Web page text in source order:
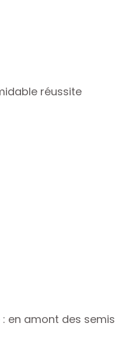
réussite
en amont des semis